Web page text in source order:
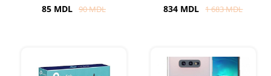
85 MDL 90 MDL 834 MDL 1 683 MDL